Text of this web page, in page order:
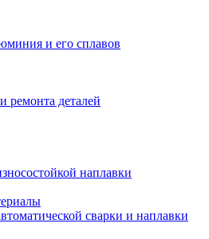
и его сплавов
ремонта деталей
наплавки
сварки и наплавки